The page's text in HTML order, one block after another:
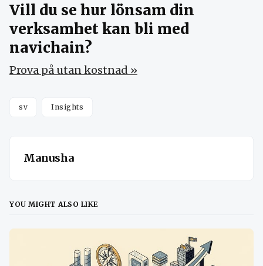
Vill du se hur lönsam din
verksamhet kan bli med
navichain?
Prova på utan kostnad »
sv Insights
Manusha
YOU MIGHT ALSO LIKE